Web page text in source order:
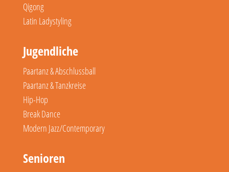
Qigong
Latin Ladystyling
Jugendliche
Paartanz & Abschlussball
Paartanz & Tanzkreise
Hip-Hop
Break Dance
Modern Jazz/Contemporary
Senioren